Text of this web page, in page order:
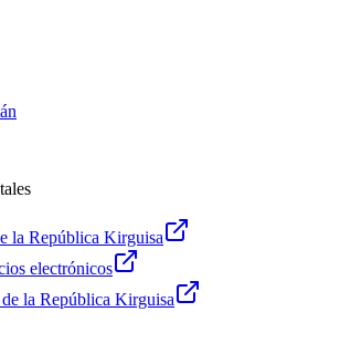
la República Kirguisa
electrónicos
la República Kirguisa